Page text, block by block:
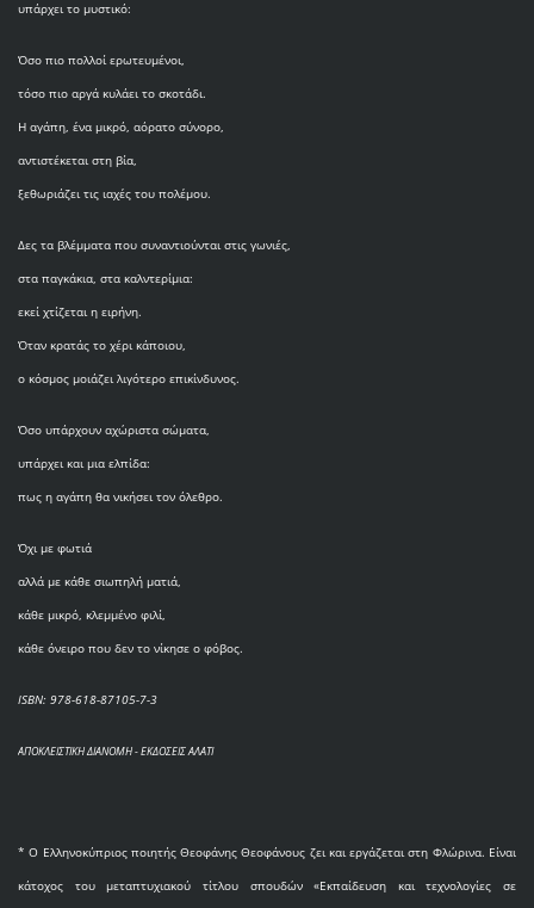
υπάρχει το μυστικό:
Όσο πιο πολλοί ερωτευμένοι,
τόσο πιο αργά κυλάει το σκοτάδι.
Η αγάπη, ένα μικρό, αόρατο σύνορο,
αντιστέκεται στη βία,
ξεθωριάζει τις ιαχές του πολέμου.
Δες τα βλέμματα που συναντιούνται στις γωνιές,
στα παγκάκια, στα καλντερίμια:
εκεί χτίζεται η ειρήνη.
Όταν κρατάς το χέρι κάποιου,
ο κόσμος μοιάζει λιγότερο επικίνδυνος.
Όσο υπάρχουν αχώριστα σώματα,
υπάρχει και μια ελπίδα:
πως η αγάπη θα νικήσει τον όλεθρο.
Όχι με φωτιά
αλλά με κάθε σιωπηλή ματιά,
κάθε μικρό, κλεμμένο φιλί,
κάθε όνειρο που δεν το νίκησε ο φόβος.
ISBN: 978-618-87105-7-3
ΑΠΟΚΛΕΙΣΤΙΚΗ ΔΙΑΝΟΜΗ - ΕΚΔΟΣΕΙΣ ΑΛΑΤΙ
* O Eλληνοκύπριος ποιητής Θεοφάνης Θεοφάνους ζει και εργάζεται στη Φλώρινα. Είναι
κάτοχος του μεταπτυχιακού τίτλου σπουδών «Εκπαίδευση και τεχνολογίες σε